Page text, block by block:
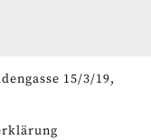
15/3/19,